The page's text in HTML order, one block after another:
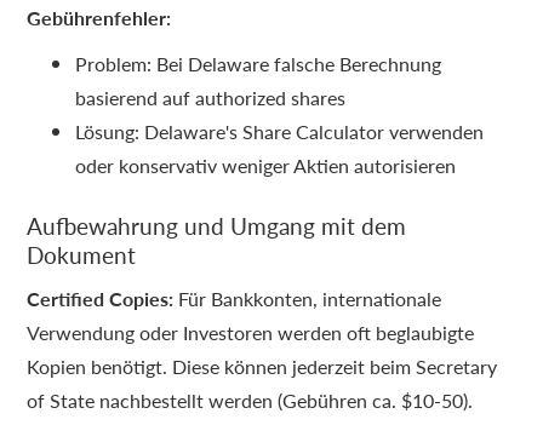
Gebührenfehler:
Problem: Bei Delaware falsche Berechnung
basierend auf authorized shares
Lösung: Delaware's Share Calculator verwenden
oder konservativ weniger Aktien autorisieren
Aufbewahrung und Umgang mit dem
Dokument
Certified Copies: Für Bankkonten, internationale
Verwendung oder Investoren werden oft beglaubigte
Kopien benötigt. Diese können jederzeit beim Secretary
of State nachbestellt werden (Gebühren ca. $10-50).